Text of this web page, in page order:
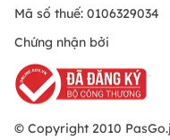
Mã số thuế: 0106329034
Chứng nhận bởi
© Copyright 2010